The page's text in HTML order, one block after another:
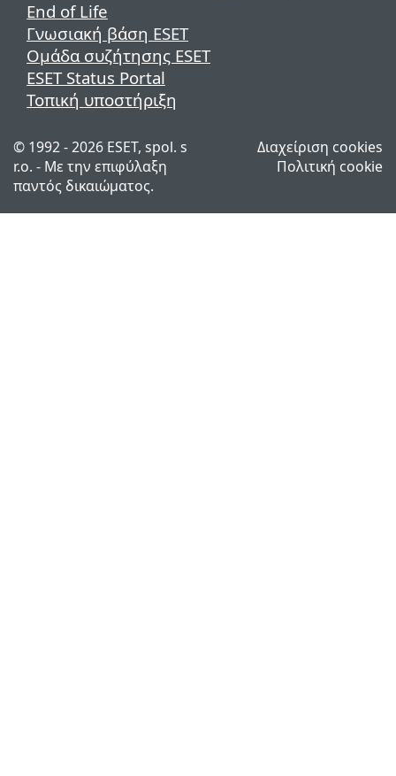
End of Life
Γνωσιακή βάση ESET
Ομάδα συζήτησης ESET
ESET Status Portal
Τοπική υποστήριξη
© 1992 - 2026 ESET, spol. s
r.o. - Με την επιφύλαξη
παντός δικαιώματος.
Διαχείριση cookies
Πολιτική cookie